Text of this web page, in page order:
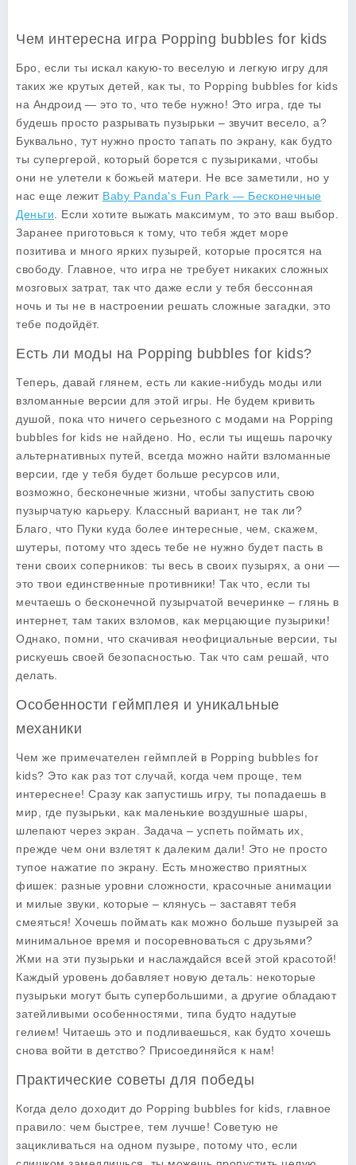
Чем интересна игра Popping bubbles for kids
Бро, если ты искал какую-то веселую и легкую игру для
таких же крутых детей, как ты, то Popping bubbles for kids
на Андроид — это то, что тебе нужно! Это игра, где ты
будешь просто разрывать пузырьки – звучит весело, а?
Буквально, тут нужно просто тапать по экрану, как будто
ты супергерой, который борется с пузыриками, чтобы
они не улетели к божьей матери. Не все заметили, но у
нас еще лежит Baby Panda's Fun Park — Бесконечные
Деньги . Если хотите выжать максимум, то это ваш выбор.
Заранее приготовься к тому, что тебя ждет море
позитива и много ярких пузырей, которые просятся на
свободу. Главное, что игра не требует никаких сложных
мозговых затрат, так что даже если у тебя бессонная
ночь и ты не в настроении решать сложные загадки, это
тебе подойдёт.
Есть ли моды на Popping bubbles for kids?
Теперь, давай глянем, есть ли какие-нибудь моды или
взломанные версии для этой игры. Не будем кривить
душой, пока что ничего серьезного с модами на Popping
bubbles for kids не найдено. Но, если ты ищешь парочку
альтернативных путей, всегда можно найти взломанные
версии, где у тебя будет больше ресурсов или,
возможно, бесконечные жизни, чтобы запустить свою
пузырчатую карьеру. Классный вариант, не так ли?
Благо, что Пуки куда более интересные, чем, скажем,
шутеры, потому что здесь тебе не нужно будет пасть в
тени своих соперников: ты весь в своих пузырях, а они —
это твои единственные противники! Так что, если ты
мечтаешь о бесконечной пузырчатой вечеринке – глянь в
интернет, там таких взломов, как мерцающие пузырики!
Однако, помни, что скачивая неофициальные версии, ты
рискуешь своей безопасностью. Так что сам решай, что
делать.
Особенности геймплея и уникальные
механики
Чем же примечателен геймплей в Popping bubbles for
kids? Это как раз тот случай, когда чем проще, тем
интереснее! Сразу как запустишь игру, ты попадаешь в
мир, где пузырьки, как маленькие воздушные шары,
шлепают через экран. Задача – успеть поймать их,
прежде чем они взлетят к далеким дали! Это не просто
тупое нажатие по экрану. Есть множество приятных
фишек: разные уровни сложности, красочные анимации
и милые звуки, которые – клянусь – заставят тебя
смеяться! Хочешь поймать как можно больше пузырей за
минимальное время и посоревноваться с друзьями?
Жми на эти пузырьки и наслаждайся всей этой красотой!
Каждый уровень добавляет новую деталь: некоторые
пузырьки могут быть супербольшими, а другие обладают
затейливыми особенностями, типа будто надутые
гелием! Читаешь это и подливаешься, как будто хочешь
снова войти в детство? Присоединяйся к нам!
Практические советы для победы
Когда дело доходит до Popping bubbles for kids , главное
правило: чем быстрее, тем лучше! Советую не
зацикливаться на одном пузыре, потому что, если